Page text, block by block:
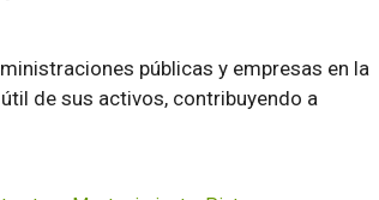
públicas y empresas en la
de sus activos, contribuyendo a